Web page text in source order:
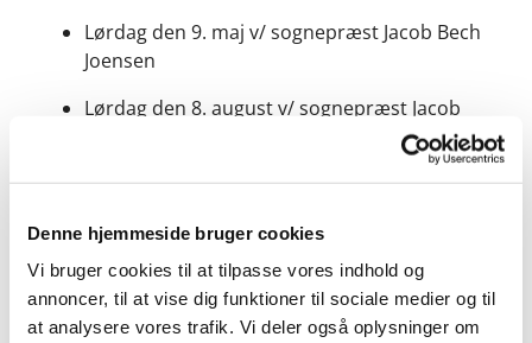
Denne hjemmeside bruger cookies
Vi bruger cookies til at tilpasse vores indhold og
annoncer, til at vise dig funktioner til sociale medier og til
at analysere vores trafik. Vi deler også oplysninger om
Lørdag den 9. maj v/ sognepræst Jacob Bech
Joensen
Lørdag den 8. august v/ sognepræst Jacob
Lørdag den 21. november v/ sognepræst